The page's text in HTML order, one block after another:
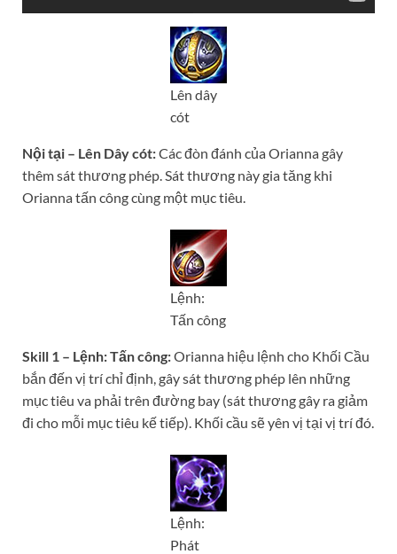
Lên dây
cót
Nội tại – Lên Dây cót:Các đòn đánh của Orianna gây
thêm sát thương phép. Sát thương này gia tăng khi
Orianna tấn công cùng một mục tiêu.
Lệnh:
Tấn công
Skill 1 – Lệnh: Tấn công:Orianna hiệu lệnh cho Khối Cầu
bắn đến vị trí chỉ định, gây sát thương phép lên những
mục tiêu va phải trên đường bay (sát thương gây ra giảm
đi cho mỗi mục tiêu kế tiếp). Khối cầu sẽ yên vị tại vị trí đó.
Lệnh:
Phát